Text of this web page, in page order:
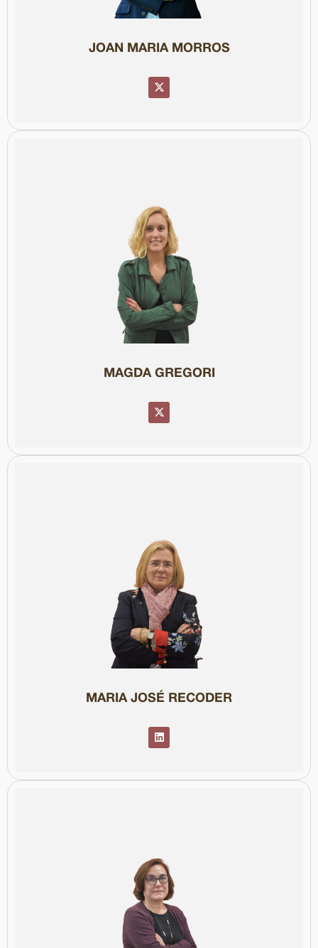
JOAN MARIA MORROS
trajectòria a mitjans locals com Anoia Ràdio-Cadena 13 i Televisió
Igualada, i va ser corresponsal de Catalunya Ràdio a la comarca.
MAGDA GREGORI
mitjans com el Més 324 (3Cat) i el No ho sé (RAC1), també
col·labora escrivint articles d’opinió a El Punt-Avui i Diari Segre. És
membre de la Junta de Govern del Col·legi de Periodistes de
Catalunya i professora associada a la UPF. Al llarg de la seva
carrera ha treballat a Catalunya Ràdio, RAC1, TVE Catalunya,
Telecinco, Cuatro, Antena3 i Betevé. També ha conduït
nombrosos actes públics, tant institucionals com culturals i
polítics.
Col·legiada núm. 18041
MARIA JOSÉ RECODER
UAB, on es va llicenciar en Periodisme (1982) i va obtenir el
doctorat (1989). Té un Diploma d’Estudis Avançats en Història i
Civilització Contemporània per l’École des Hautes Études en
Sciences Sociales de París. Ha exercit càrrecs com a degana de
la facultat, vicerectora i adjunta al rector per la Qualitat. Ha
treballat en mitjans del Maresme i a Ràdio Palafrugell. Actualment,
és vicepresidenta de la Junta de Govern de Barcelona del Col·legi
de Periodistes i coordina elGrup d’Educació Mediàtica i
Universitats.
Col·legiada núm. 19240
Presidència de la Diputació de Girona i de l'Alcaldia d’Olot. Forma
part del consell de redacció d'El Senyal i col·labora amb diverses
publicacions. Actualment, és vicepresidenta de la Junta de Girona
del Col·legi de Periodistes i vocal de la Junta de Govern de
Catalunya.
Col·legiada núm. 89239